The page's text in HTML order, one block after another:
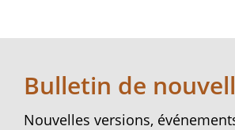
Bulletin de
Nouvelles versions,